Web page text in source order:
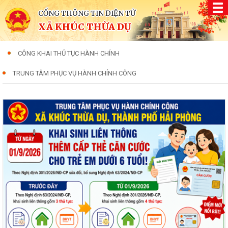
CỔNG THÔNG TIN ĐIỆN TỬ
XÃ KHÚC THỪA DỤ
CÔNG KHAI THỦ TỤC HÀNH CHÍNH
TRUNG TÂM PHỤC VỤ HÀNH CHÍNH CÔNG